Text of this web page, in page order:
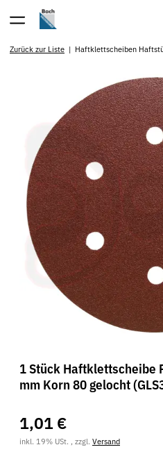
Zurück zur Liste Haftklettscheiben
1 Stück Haftklettscheibe
mm Korn 80 gelocht
1,01 €
inkl. 19% USt. , zzgl. Versand